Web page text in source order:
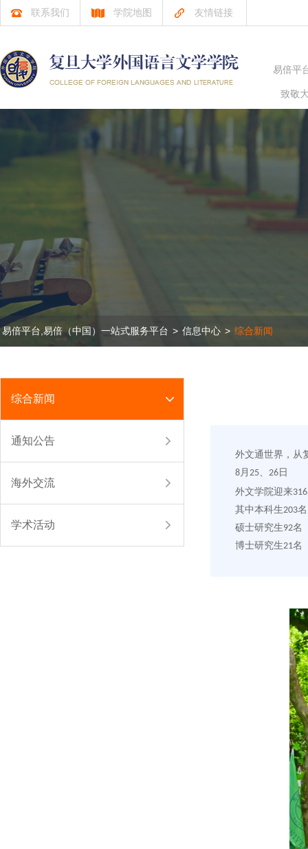
联系我们 学院地图 友情链接
易倍平
致敬
易倍平台,易倍（中国）一站式服务平台 > 信息中心 > 综合新闻
综合新闻
通知公告
海外交流
学术活动
外文通世界，从
8月25、26日
外文学院迎来
其中本科生203名
硕士研究生92名
博士研究生21名